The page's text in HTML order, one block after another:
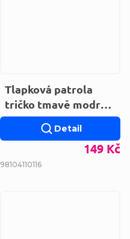
Tlapková patrola
tričko tmavě modré
tenké VH1325
149 Kč
Detail
98104110116